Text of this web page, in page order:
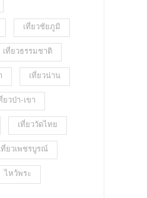
เที่ยวชัยภูมิ
เที่ยวธรรมชาติ
เที่ยวน่าน
ยวป่า-เขา
เที่ยววัดไทย
ที่ยวเพชรบูรณ์
ไหว้พระ